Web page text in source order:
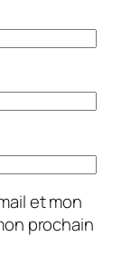
et mon
prochain